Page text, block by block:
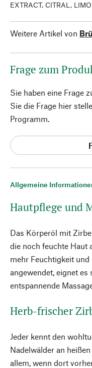
Allgemeine
Hautpflege und
Das Körperöl mit
die noch feuchte Haut
mehr Feuchtigkeit
angewendet, eignet
entspannende
Herb-frischer
Jeder kennt den
Nadelwälder an
allem, wenn dort
EXTRACT, CITRAL,
Weitere Artikel von
Frage zum
Sie haben eine Frage
Sie die Frage hier
Programm.